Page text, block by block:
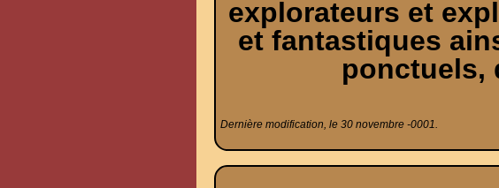
explorateurs et
et fantastiques
ponctuels,
Dernière modification, le 30 novembre -0001.